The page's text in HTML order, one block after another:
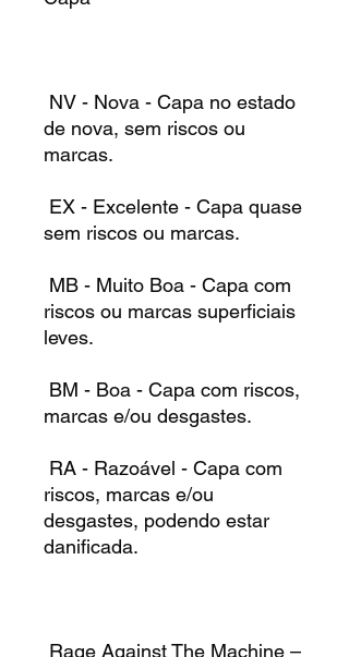
NV - Nova - Capa no estado
de nova, sem riscos ou
marcas.
EX - Excelente - Capa quase
sem riscos ou marcas.
MB - Muito Boa - Capa com
riscos ou marcas superficiais
leves.
BM - Boa - Capa com riscos,
marcas e/ou desgastes.
RA - Razoável - Capa com
riscos, marcas e/ou
desgastes, podendo estar
danificada.
Rage Against The Machine –